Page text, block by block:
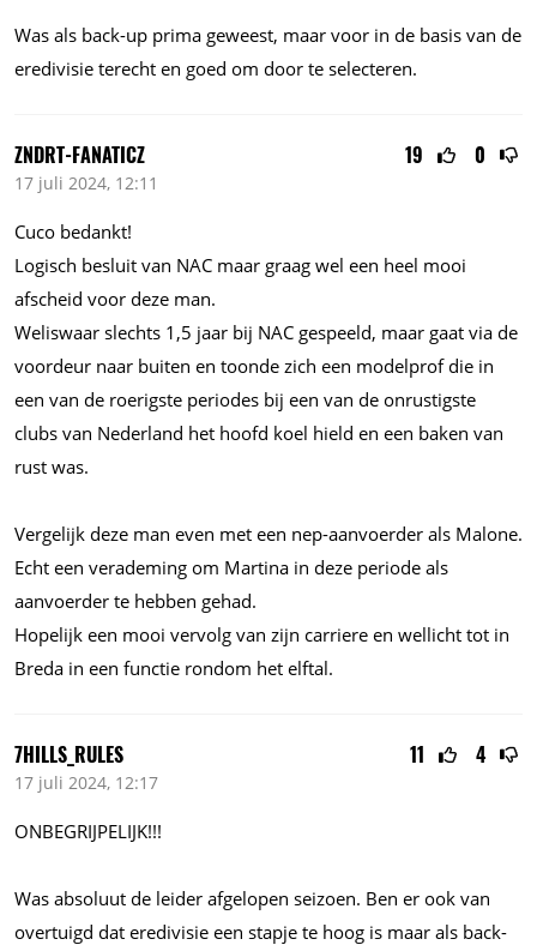
Was als back-up prima geweest, maar voor in de basis van de
eredivisie terecht en goed om door te selecteren.
19 0
ZNDRT-FANATICZ
17 juli 2024, 12:11
Cuco bedankt!
Logisch besluit van NAC maar graag wel een heel mooi
afscheid voor deze man.
Weliswaar slechts 1,5 jaar bij NAC gespeeld, maar gaat via de
voordeur naar buiten en toonde zich een modelprof die in
een van de roerigste periodes bij een van de onrustigste
clubs van Nederland het hoofd koel hield en een baken van
rust was.
Vergelijk deze man even met een nep-aanvoerder als Malone.
Echt een verademing om Martina in deze periode als
aanvoerder te hebben gehad.
Hopelijk een mooi vervolg van zijn carriere en wellicht tot in
Breda in een functie rondom het elftal.
11 4
7HILLS_RULES
17 juli 2024, 12:17
ONBEGRIJPELIJK!!!
Was absoluut de leider afgelopen seizoen. Ben er ook van
overtuigd dat eredivisie een stapje te hoog is maar als back-